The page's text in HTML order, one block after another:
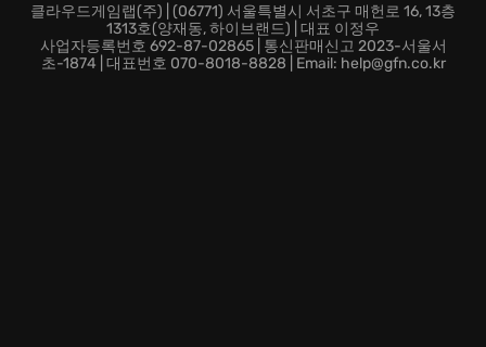
도의 심리전까지, 팀원들과 끊임없이 소통하며 최고의 시
너지를 발휘해야 합니다.
추억의 맵: Dust2의 롱미팅, Inferno의 바나나, Nuke의
클라우드게임랩(주) | (06771) 서울특별시 서초구 매헌로 16, 13층
1313호(양재동, 하이브랜드) | 대표 이정우
사업자등록번호 692-87-02865 | 통신판매신고 2023-서울서
초-1874 | 대표번호 070-8018-8828 | Email: help@gfn.co.kr